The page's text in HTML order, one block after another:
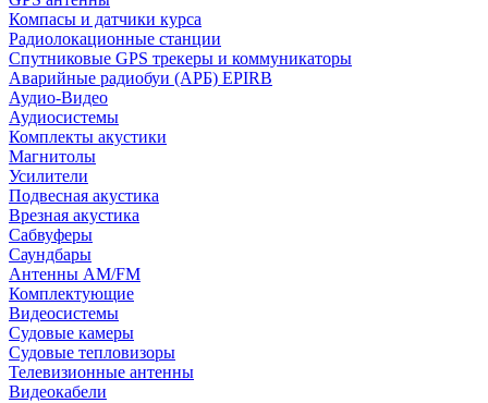
Компасы и датчики курса
Радиолокационные станции
Спутниковые GPS трекеры и коммуникаторы
Аварийные радиобуи (АРБ) EPIRB
Аудио-Видео
Аудиосистемы
Комплекты акустики
Магнитолы
Усилители
Подвесная акустика
Врезная акустика
Сабвуферы
Саундбары
Антенны AM/FM
Комплектующие
Видеосистемы
Судовые камеры
Cудовые тепловизоры
Телевизионные антенны
Видеокабели